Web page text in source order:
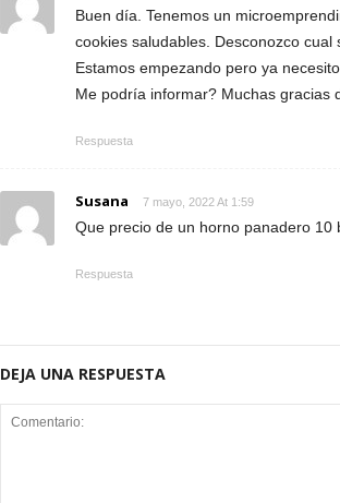
Buen día. Tenemos un
cookies saludables. Desconozco
Estamos empezando pero ya
Me podría informar? Muchas gracias
Respuesta
Susana 7 mayo, 2022 At 1:59
Que precio de un horno panadero 10
Respuesta
DEJA UNA RESPUESTA